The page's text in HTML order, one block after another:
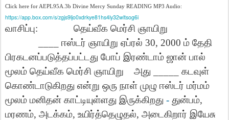
Click here for AEPL95A.3b Divine Mercy Sunday READING MP3 Audio:
https://app.box.com/s/zgjs9ljo0xdrkye81hs4ly32wltsog6i
வாசிப்பு: தெய்வீக மெர்சி ஞாயிறு
ஈஸ்டர் ஞாயிறு ஏப்ரல் 30, 2000 ம் தேதி
பிரகடனப்படுத்தப்பட்டது போப் இரண்டாம் ஜான் பால்
மூலம் தெய்வீக மெர்சி ஞாயிறு அது
கடவுள்
கொண்டாடுகிறது என்று ஒரு நாள் முழு ஈஸ்டர் மர்மம்
மூலம் மனிதன் காட்டியுள்ளது இருக்கிறது - துன்பம்,
மரணம், அடக்கம், உயிர்த்தெழுதல், அடைகிறார் இயேசு